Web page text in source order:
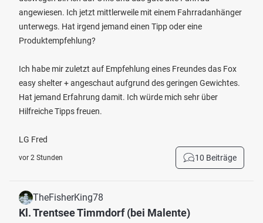
angewiesen. Ich jetzt mittlerweile mit einem Fahrradanhänger
unterwegs. Hat irgend jemand einen Tipp oder eine
Produktempfehlung?
Ich habe mir zuletzt auf Empfehlung eines Freundes das Fox
easy shelter + angeschaut aufgrund des geringen Gewichtes.
Hat jemand Erfahrung damit. Ich würde mich sehr über
Hilfreiche Tipps freuen.
LG Fred
vor 2 Stunden 10 Beiträge
TheFisherKing78
Kl. Trentsee Timmdorf (bei Malente)